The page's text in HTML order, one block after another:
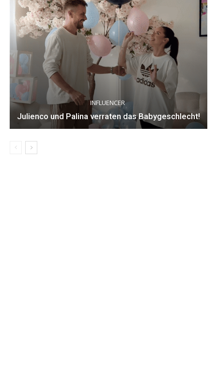
INFLUENCER
Julienco und Palina verraten das Babygeschlecht!